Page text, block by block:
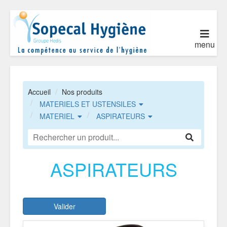
menu
Accueil
Nos produits
MATERIELS ET USTENSILES
MATERIEL
ASPIRATEURS
ASPIRATEURS
Valider